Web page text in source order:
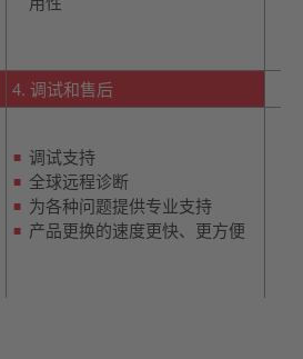
4. 调试和售后
调试支持
全球远程诊断
为各种问题提供专业支持
产品更换的速度更快、更方便